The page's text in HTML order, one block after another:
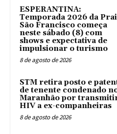
ESPERANTINA:
Temporada 2026 da
São Francisco começa
neste sábado (8) com
shows e expectativa de
impulsionar o turismo
8 de agosto de 2026
STM retira posto e
de tenente condenado
Maranhão por
HIV a ex-companheiras
8 de agosto de 2026